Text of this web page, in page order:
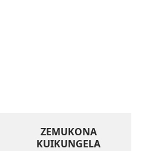
ZEMUKONA
KUIKUNGELA